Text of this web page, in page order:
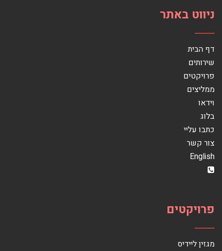
ניווט באתר
דף הבית
שירותים
פרויקטים
ממליצים
וידאו
בלוג
כתבו עליי
צור קשר
English
פרויקטים
מגזין ליידיס